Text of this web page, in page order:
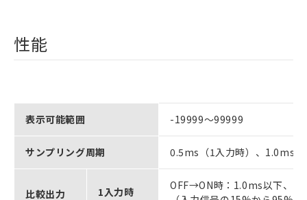
性能
表示可能範囲 -19999～99999
サンプリング周期 0.5ms（1入力時）、1.0ms
比較出力
1入力時
OFF→ON時：1.0ms以下、